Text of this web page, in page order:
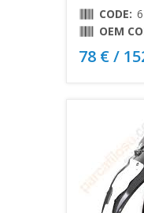
CODE:
OEM
78 € /